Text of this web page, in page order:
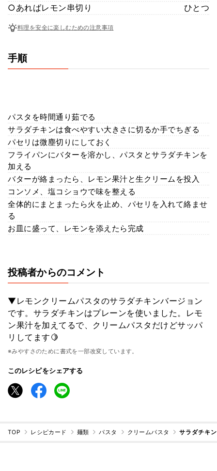
○あればレモン串切り
ひとつ
料理を安全に楽しむための注意事項
手順
パスタを時間通り茹でる
サラダチキンは食べやすい大きさに切るか手でちぎる
パセリは微塵切りにしておく
フライパンにバターを溶かし、パスタとサラダチキンを
加える
バターが絡まったら、レモン果汁と生クリームを投入
コンソメ、塩コショウで味を整える
全体的にまとまったら火を止め、パセリを入れて絡ませ
る
お皿に盛って、レモンを添えたら完成
投稿者からのコメント
▼レモンクリームパスタのサラダチキンバージョン
です。サラダチキンはプレーンを使いました。レモ
ン果汁を加えてるで、クリームパスタだけどサッパ
リしてます🍋
※みやすさのために書式を一部改変しています。
このレシピをシェアする
TOP レシピカード 麺類 パスタ クリームパスタ サラダチキ